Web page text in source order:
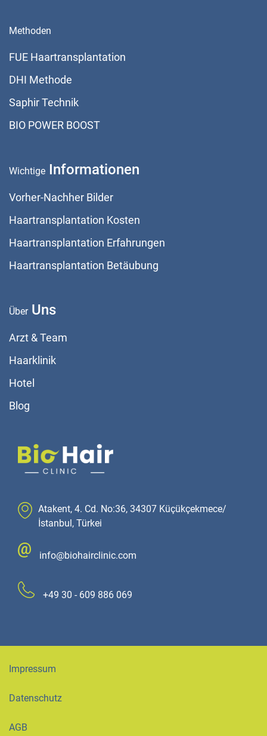
Methoden
FUE Haartransplantation
DHI Methode
Saphir Technik
BIO POWER BOOST
Wichtige Informationen
Vorher-Nachher Bilder
Haartransplantation Kosten
Haartransplantation Erfahrungen
Haartransplantation Betäubung
ÜberUns
Arzt & Team
Haarklinik
Hotel
Blog
Atakent, 4. Cd. No:36, 34307 Küçükçekmece/
İstanbul, Türkei
info@biohairclinic.com
+49 30 - 609 886 069
Impressum
Datenschutz
AGB